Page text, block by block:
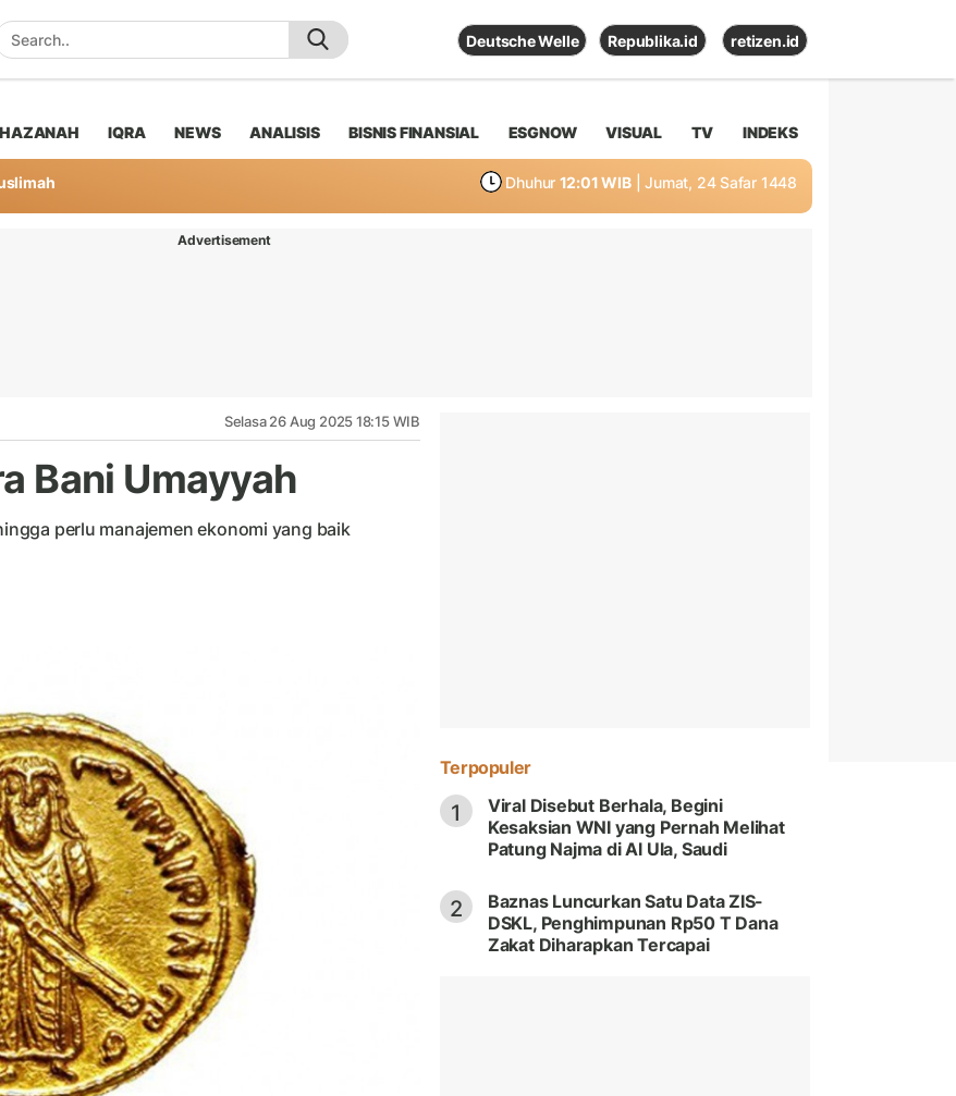
Deutsche Welle Republika.id retizen.id
IQRA NEWS ANALISIS BISNIS FINANSIAL ESGNOW VISUAL TV INDEKS
Dhuhur 12:01 WIB | Jumat, 24 Safar 1448
Advertisement
Selasa 26 Aug 2025 18:15 WIB
Bani Umayyah
perlu manajemen ekonomi yang baik
Terpopuler
1
Viral Disebut Berhala, Begini
Kesaksian WNI yang Pernah Melihat
Patung Najma di Al Ula, Saudi
2
Baznas Luncurkan Satu Data ZIS-
DSKL, Penghimpunan Rp50 T Dana
Zakat Diharapkan Tercapai